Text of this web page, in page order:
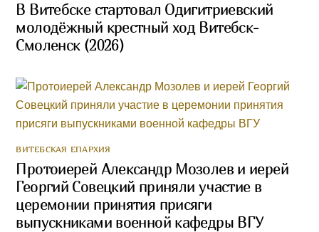
В Витебске стартовал Одигитриевский
молодёжный крестный ход Витебск-
Смоленск (2026)
ВИТЕБСКАЯ ЕПАРХИЯ
Протоиерей Александр Мозолев и иерей
Георгий Совецкий приняли участие в
церемонии принятия присяги
выпускниками военной кафедры ВГУ